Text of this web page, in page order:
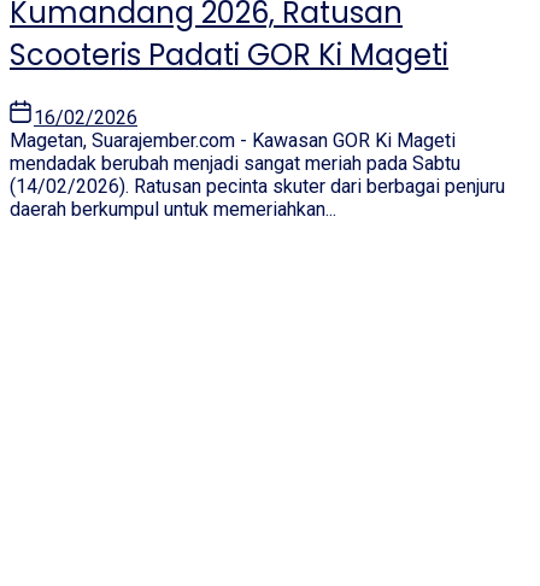
Kumandang 2026, Ratusan
Scooteris Padati GOR Ki Mageti
16/02/2026
Magetan, Suarajember.com - Kawasan GOR Ki Mageti
mendadak berubah menjadi sangat meriah pada Sabtu
(14/02/2026). Ratusan pecinta skuter dari berbagai penjuru
daerah berkumpul untuk memeriahkan...